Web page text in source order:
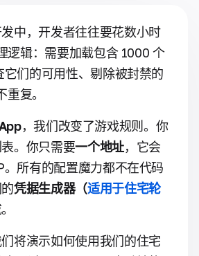
中，开发者往往要花数小时
逻辑：需要加载包含 1000 个
它们的可用性、剔除被封禁的
复。
，我们改变了游戏规则。你
。你只需要一个地址，它会
。所有的配置魔力都不在代码
凭据生成器（适用于住宅轮
将演示如何使用我们的住宅